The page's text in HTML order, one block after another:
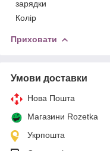
зарядки
Колір
Приховати
Умови доставки
Нова Пошта
Магазини Rozetka
Укрпошта